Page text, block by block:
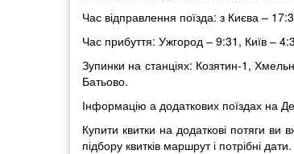
Час відправлення поїзда: з Києва –
Час прибуття: Ужгород – 9:31, Київ –
Зупинки на станціях: Козятин-1,
Батьово.
Інформацію а додаткових поїздах на
Купити квитки на додаткові потяги ви
підбору квитків маршрут і потрібні дати.